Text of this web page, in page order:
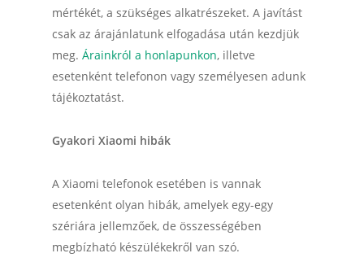
mértékét, a szükséges alkatrészeket. A javítást
csak az árajánlatunk elfogadása után kezdjük
meg. Árainkról a honlapunkon, illetve
esetenként telefonon vagy személyesen adunk
tájékoztatást.
Gyakori Xiaomi hibák
A Xiaomi telefonok esetében is vannak
esetenként olyan hibák, amelyek egy-egy
szériára jellemzőek, de összességében
megbízható készülékekről van szó.